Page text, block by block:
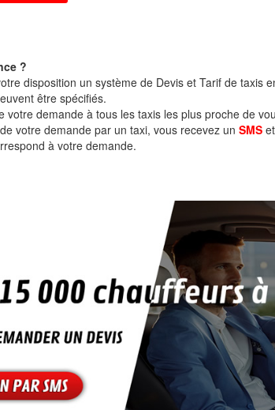
?
disposition un système de Devis et Tarif de taxis
être spécifiés.
votre demande à tous les taxis les plus proche de
votre demande par un taxi, vous recevez un SMS
à votre demande.